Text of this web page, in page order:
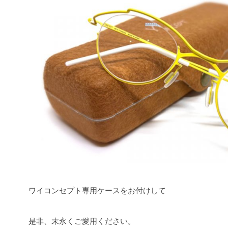
ワイコンセプト専用ケースをお付けして
是非、末永くご愛用ください。